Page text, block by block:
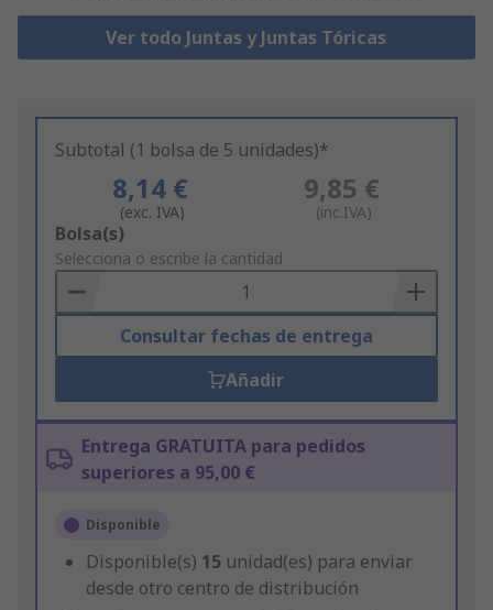
Ver todo Juntas y Juntas Tóricas
Subtotal (1 bolsa de 5 unidades)*
8,14 €
(exc. IVA)
9,85 €
(inc.IVA)
Add
to
Basket
Bolsa(s)
Selecciona o escribe la cantidad
Consultar fechas de entrega
Añadir
Entrega GRATUITA para pedidos
superiores a 95,00 €
Disponible
Disponible(s) 15 unidad(es) para enviar
desde otro centro de distribución